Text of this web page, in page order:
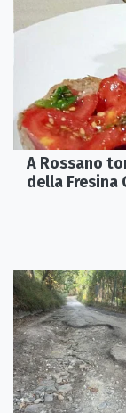
A Rossano
della Fresina